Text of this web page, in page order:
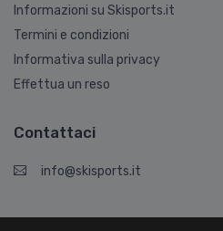
Informazioni su Skisports.it
Termini e condizioni
Informativa sulla privacy
Effettua un reso
Contattaci
info@skisports.it